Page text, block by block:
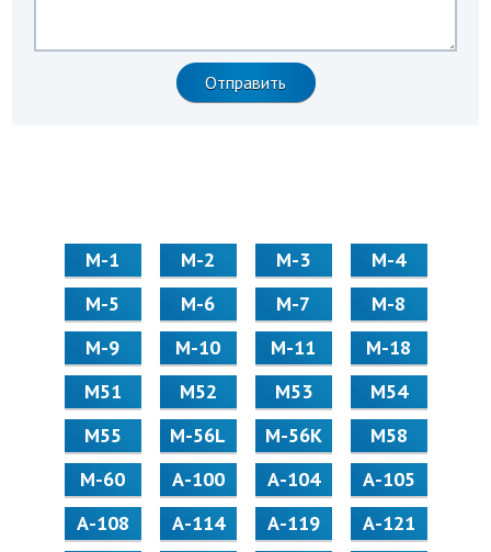
М-1 М-2 М-3
М-4
М-5
М-6 М-7
М-8
М-9
М-10 М-11
М-18
М51
М52 М53
М54
М55
M-56L M-56K
М58
M-60
А-100 А-104
А-105
А-108
А-114 А-119
А-121